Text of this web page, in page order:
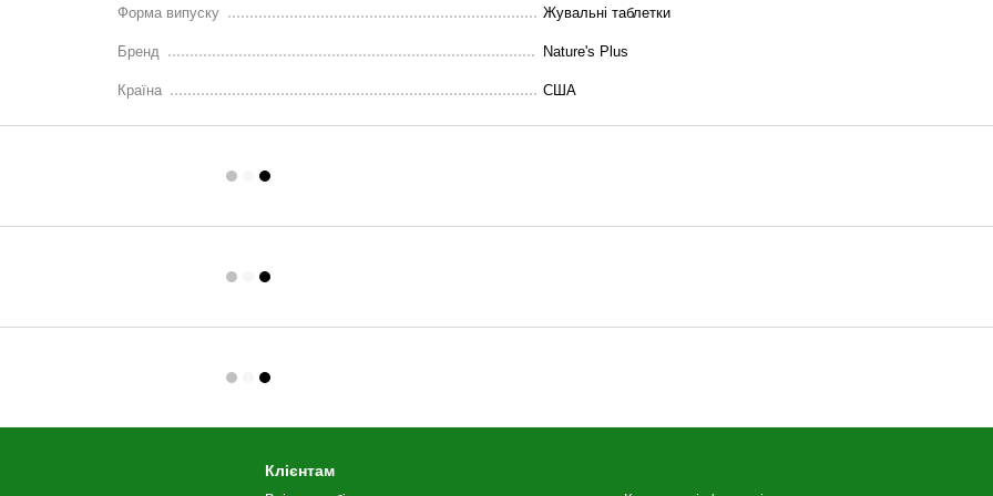
Форма випуску Жувальні таблетки
Бренд Nature's Plus
Країна США
Клієнтам